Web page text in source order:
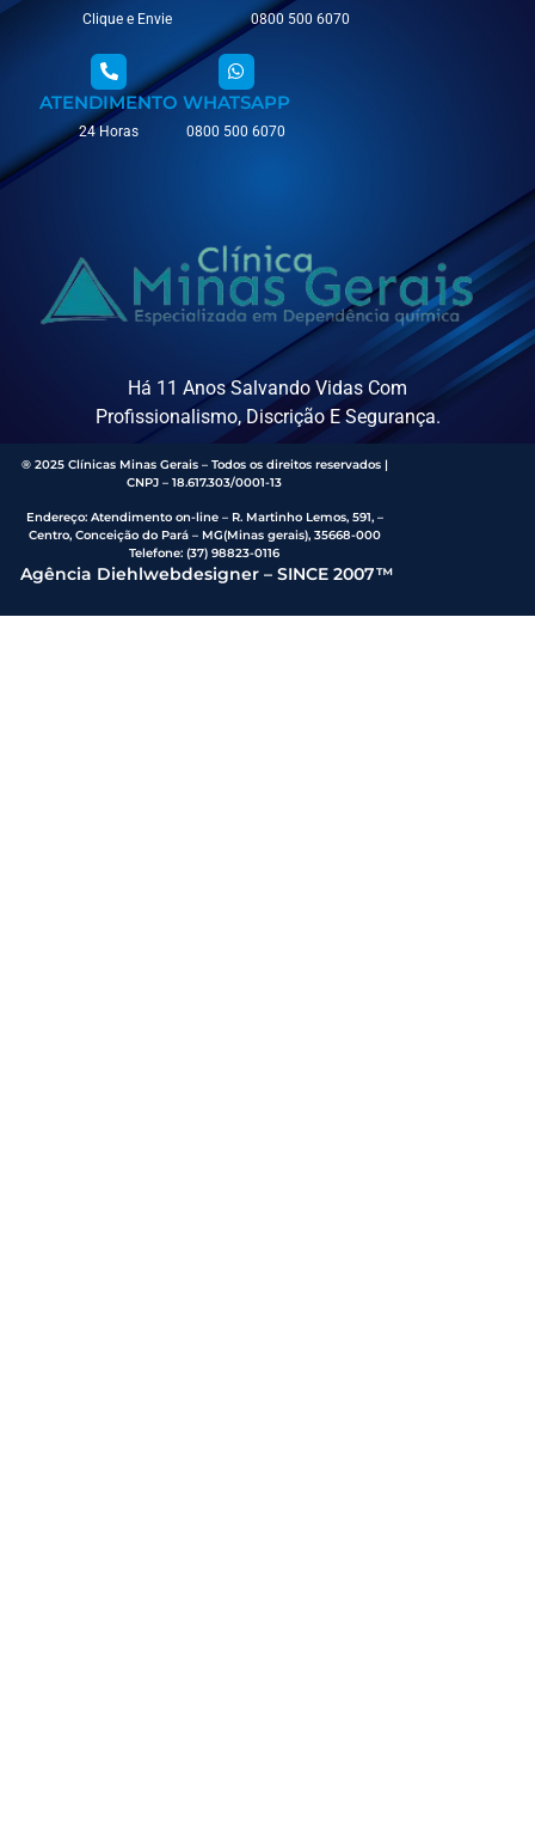
Clique e Envie 0800 500 6070
ATENDIMENTO
24 Horas
WHATSAPP
0800 500 6070
Há 11 Anos Salvando Vidas Com
Profissionalismo, Discrição E Segurança.
® 2025 Clínicas Minas Gerais – Todos os direitos reservados |
CNPJ – 18.617.303/0001-13
Endereço: Atendimento on-line – R. Martinho Lemos, 591, –
Centro, Conceição do Pará – MG(Minas gerais), 35668-000
Telefone:(37) 98823-0116
Agência Diehlwebdesigner – SINCE 2007™